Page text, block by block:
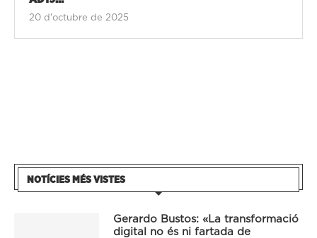
20 d'octubre de 2025
NOTÍCIES MÉS VISTES
Gerardo Bustos: «La transformació
digital no és ni fartada de